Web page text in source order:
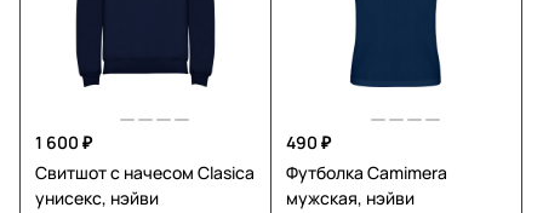
1 600 ₽
Свитшот с начесом Clasica
унисекс, нэйви
490 ₽
Футболка Camimera
мужская, нэйви